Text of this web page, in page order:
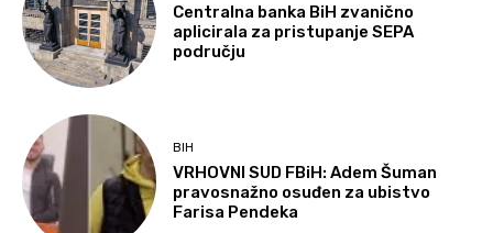
Centralna banka BiH zvanično
aplicirala za pristupanje SEPA
području
BIH
VRHOVNI SUD FBiH: Adem Šuman
pravosnažno osuđen za ubistvo
Farisa Pendeka